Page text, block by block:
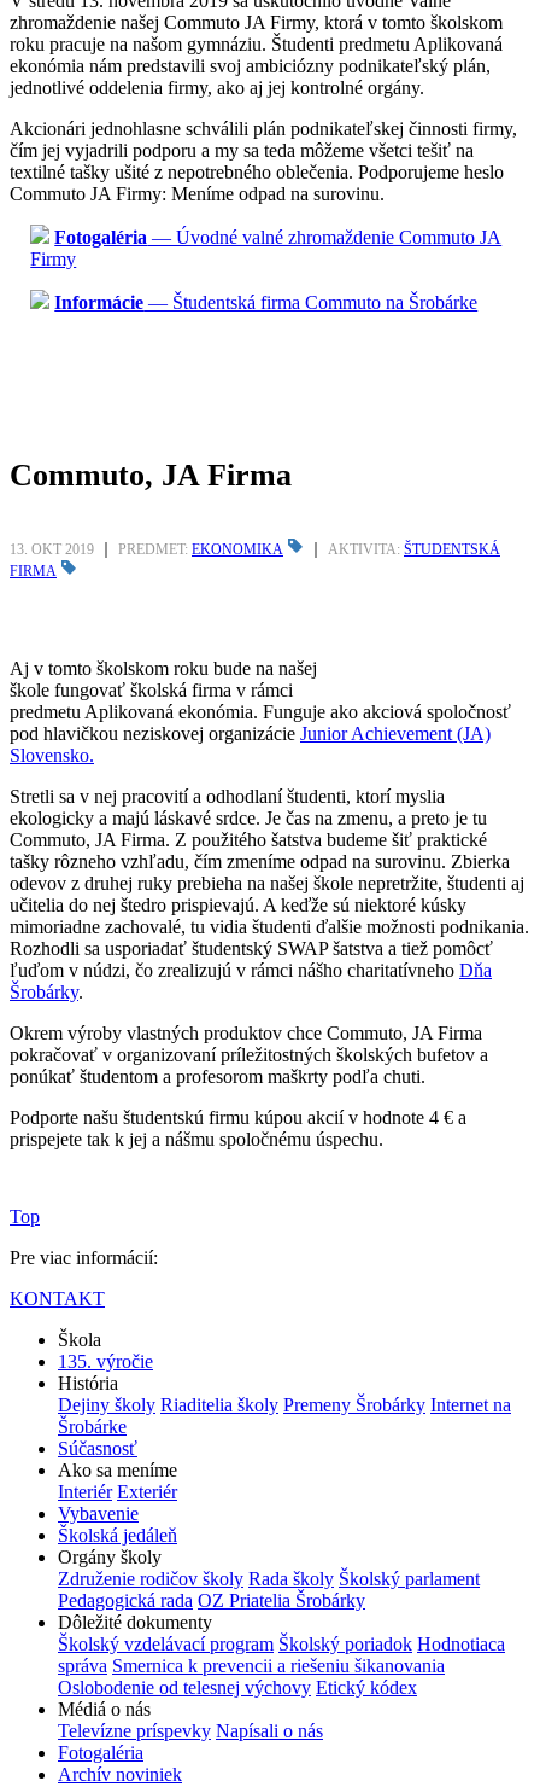
zhromaždenie našej Commuto JA Firmy, ktorá v tomto školskom
roku pracuje na našom gymnáziu. Študenti predmetu Aplikovaná
ekonómia nám predstavili svoj ambiciózny podnikateľský plán,
jednotlivé oddelenia firmy, ako aj jej kontrolné orgány.
Akcionári jednohlasne schválili plán podnikateľskej činnosti firmy,
čím jej vyjadrili podporu a my sa teda môžeme všetci tešiť na
textilné tašky ušité z nepotrebného oblečenia. Podporujeme heslo
Commuto JA Firmy: Meníme odpad na surovinu.
Fotogaléria — Úvodné valné zhromaždenie Commuto JA
Firmy
Informácie — Študentská firma Commuto na Šrobárke
Commuto, JA Firma
13. OKT 2019 PREDMET: EKONOMIKA AKTIVITA: ŠTUDENTSKÁ
FIRMA
Aj v tomto školskom roku bude na našej
škole fungovať školská firma v rámci
predmetu Aplikovaná ekonómia. Funguje ako akciová spoločnosť
pod hlavičkou neziskovej organizácie Junior Achievement (JA)
Slovensko.
Stretli sa v nej pracovití a odhodlaní študenti, ktorí myslia
ekologicky a majú láskavé srdce. Je čas na zmenu, a preto je tu
Commuto, JA Firma. Z použitého šatstva budeme šiť praktické
tašky rôzneho vzhľadu, čím zmeníme odpad na surovinu. Zbierka
odevov z druhej ruky prebieha na našej škole nepretržite, študenti aj
učitelia do nej štedro prispievajú. A keďže sú niektoré kúsky
mimoriadne zachovalé, tu vidia študenti ďalšie možnosti podnikania.
Rozhodli sa usporiadať študentský SWAP šatstva a tiež pomôcť
ľuďom v núdzi, čo zrealizujú v rámci nášho charitatívneho Dňa
Šrobárky.
Okrem výroby vlastných produktov chce Commuto, JA Firma
pokračovať v organizovaní príležitostných školských bufetov a
ponúkať študentom a profesorom maškrty podľa chuti.
Podporte našu študentskú firmu kúpou akcií v hodnote 4 € a
prispejete tak k jej a nášmu spoločnému úspechu.
Top
Pre viac informácií:
KONTAKT
Škola
135. výročie
História
Dejiny školy Riaditelia školy Premeny Šrobárky Internet na
Šrobárke
Súčasnosť
Ako sa meníme
Interiér Exteriér
Vybavenie
Školská jedáleň
Orgány školy
Združenie rodičov školy Rada školy Školský parlament
Pedagogická rada OZ Priatelia Šrobárky
Dôležité dokumenty
Školský vzdelávací program Školský poriadok Hodnotiaca
správa Smernica k prevencii a riešeniu šikanovania
Oslobodenie od telesnej výchovy Etický kódex
Médiá o nás
Televízne príspevky Napísali o nás
Fotogaléria
Archív noviniek